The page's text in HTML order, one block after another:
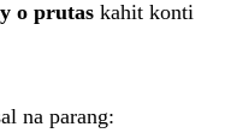
o prutas kahit konti
na parang: